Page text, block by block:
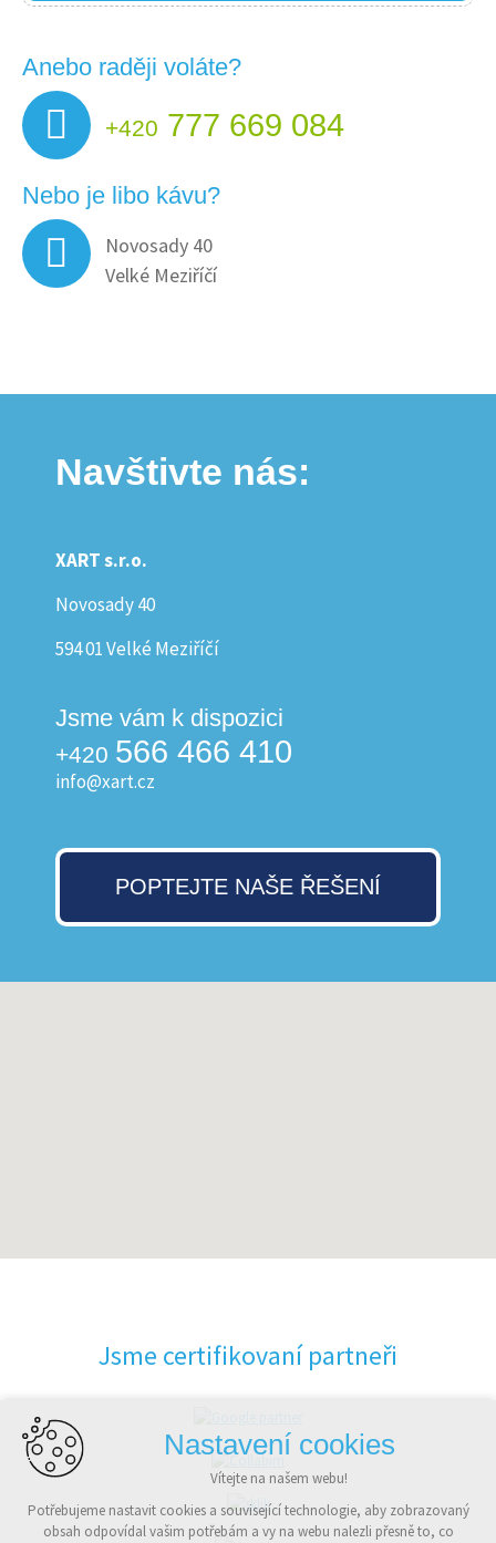
Anebo raději voláte?
+420 777 669 084
Nebo je libo kávu?
Novosady 40
Velké Meziříčí
Navštivte nás:
XART s.r.o.
Novosady 40
594 01 Velké Meziříčí
Jsme vám k dispozici
+420 566 466 410
info@xart.cz
POPTEJTE NAŠE ŘEŠENÍ
Jsme certifikovaní partneři
Nastavení cookies
Vítejte na našem webu!
Potřebujeme nastavit cookies a související technologie, aby zobrazovaný
obsah odpovídal vašim potřebám a vy na webu nalezli přesně to, co